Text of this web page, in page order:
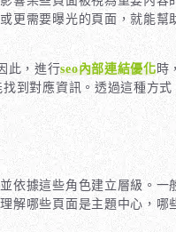
更需要曝光的頁面，就能幫
此，進行seo內部連結優化時
到對應資訊。透過這種方式
依據這些角色建立層級。一
解哪些頁面是主題中心，哪